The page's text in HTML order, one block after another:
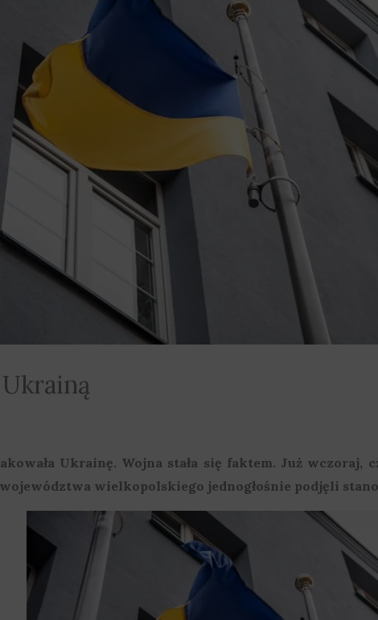
Ukrainę. Wojna stała się faktem. Już
wielkopolskiego jednogłośnie podjęli